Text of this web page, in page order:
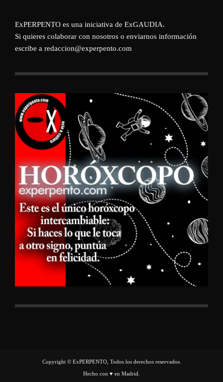
ExPERPENTO es una iniciativa de ExGAUDIA.
Si quieres colaborar con nosotros o enviarnos información
escribe a redaccion@experpento.com
Copyright © ExPERPENTO, Todos los derechos reservados.
Hecho con ♥ en Madrid.